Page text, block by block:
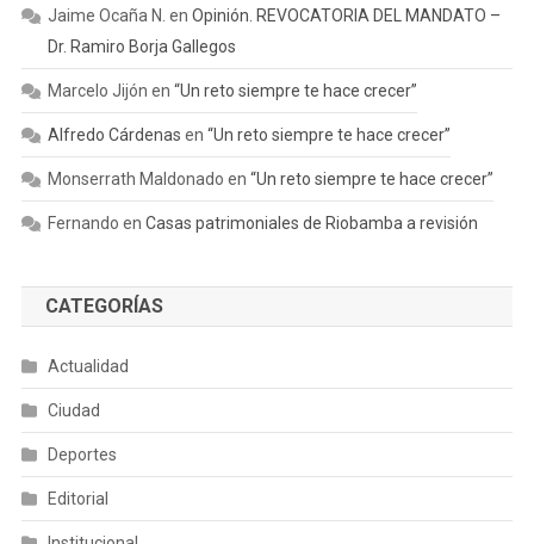
Jaime Ocaña N. en Opinión. REVOCATORIA DEL MANDATO –
Dr. Ramiro Borja Gallegos
Marcelo Jijón en “Un reto siempre te hace crecer”
Alfredo Cárdenas en “Un reto siempre te hace crecer”
Monserrath Maldonado en “Un reto siempre te hace crecer”
Fernando en Casas patrimoniales de Riobamba a revisión
CATEGORÍAS
Actualidad
Ciudad
Deportes
Editorial